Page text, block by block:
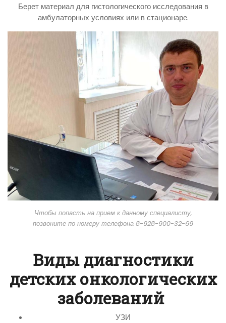
Берет материал для гистологического исследования в
амбулаторных условиях или в стационаре.
Чтобы попасть на прием к данному специалисту,
позвоните по номеру телефона 8-928-900-32-69
Виды диагностики
детских онкологических
заболеваний
УЗИ